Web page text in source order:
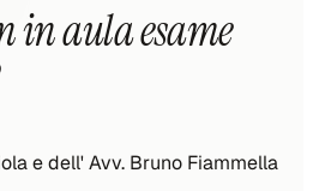
in aula esame
e dell' Avv. Bruno Fiammella